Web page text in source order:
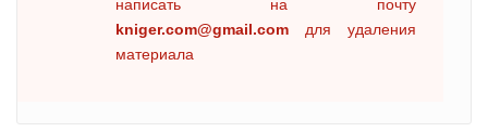
написать на почту
kniger.com@gmail.com для удаления
материала